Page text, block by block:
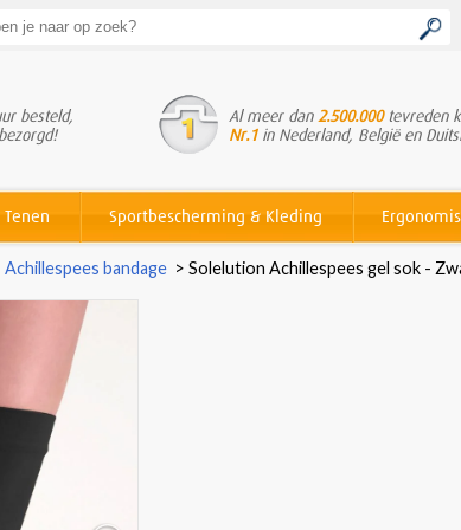
besteld,
Al meer dan 2.500.000tevreden
Nr.1in Nederland, België en
Sportbescherming & Kleding
Achillespees bandage > Solelution Achillespees gel sok -